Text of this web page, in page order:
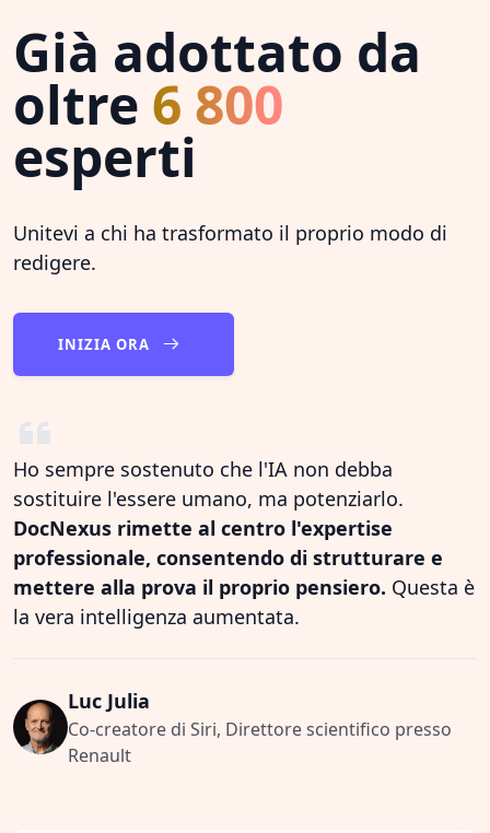
Già adottato da
oltre 6 800
esperti
Unitevi a chi ha trasformato il proprio modo di
redigere.
INIZIA ORA
Ho sempre sostenuto che l'IA non debba
sostituire l'essere umano, ma potenziarlo.
DocNexus rimette al centro l'expertise
professionale, consentendo di strutturare e
mettere alla prova il proprio pensiero. Questa è
la vera intelligenza aumentata.
Luc Julia
Co-creatore di Siri, Direttore scientifico presso
Renault